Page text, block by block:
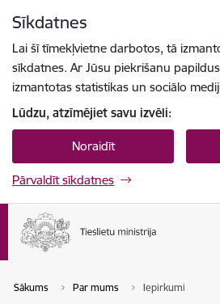
Sīkdatnes
Lai šī tīmekļvietne darbotos, tā
sīkdatnes. Ar Jūsu piekrišanu
izmantotas statistikas un sociālo
Lūdzu, atzīmējiet savu izvēli:
Noraidīt
Pārvaldīt sīkdatnes
Sākums Par mums Iepirkumi